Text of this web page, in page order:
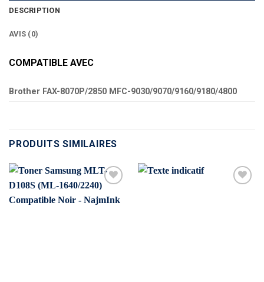
DESCRIPTION
AVIS (0)
COMPATIBLE AVEC
Brother FAX-8070P/2850 MFC-9030/9070/9160/9180/4800
PRODUITS SIMILAIRES